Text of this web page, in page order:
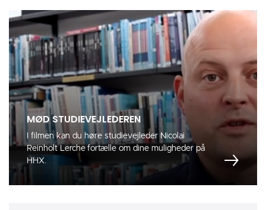
MØD STUDIEVEJLEDEREN
I filmen kan du høre studievejleder Nicolai
Reinholt Lerche fortælle om dine muligheder på
HHX.